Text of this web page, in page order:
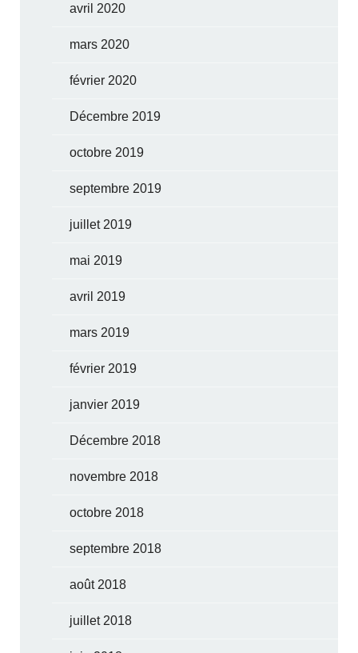
avril 2020
mars 2020
février 2020
Décembre 2019
octobre 2019
septembre 2019
juillet 2019
mai 2019
avril 2019
mars 2019
février 2019
janvier 2019
Décembre 2018
novembre 2018
octobre 2018
septembre 2018
août 2018
juillet 2018